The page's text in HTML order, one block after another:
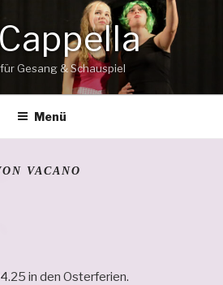
Gesang & Schauspiel
Menü
VACANO
in den Osterferien.